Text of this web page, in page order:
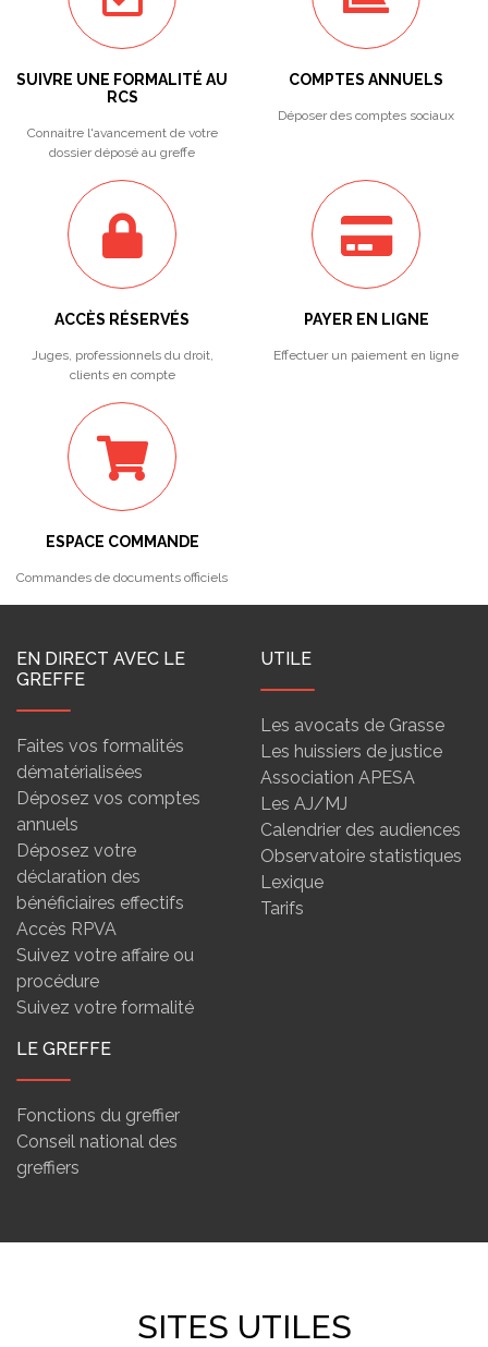
SUIVRE UNE FORMALITÉ AU
RCS
Connaitre l'avancement de votre
dossier déposé au greffe
COMPTES ANNUELS
Déposer des comptes sociaux
ACCÈS RÉSERVÉS
Juges, professionnels du droit,
clients en compte
PAYER EN LIGNE
Effectuer un paiement en ligne
ESPACE COMMANDE
Commandes de documents officiels
EN DIRECT AVEC LE
GREFFE
Faites vos formalités
dématérialisées
Déposez vos comptes
annuels
Déposez votre
déclaration des
bénéficiaires effectifs
Accès RPVA
Suivez votre affaire ou
procédure
Suivez votre formalité
UTILE
Les avocats de Grasse
Les huissiers de justice
Association APESA
Les AJ/MJ
Calendrier des audiences
Observatoire statistiques
Lexique
Tarifs
LE GREFFE
Fonctions du greffier
Conseil national des
greffiers
SITES UTILES